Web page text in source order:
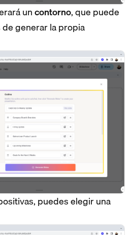
uncontorno, que puede
generar la propia
puedes elegir una